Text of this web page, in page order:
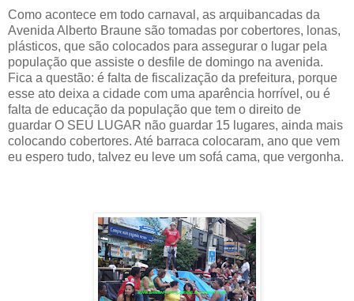
Como acontece em todo carnaval, as arquibancadas da
Avenida Alberto Braune são tomadas por cobertores, lonas,
plásticos, que são colocados para assegurar o lugar pela
população que assiste o desfile de domingo na avenida.
Fica a questão: é falta de fiscalização da prefeitura, porque
esse ato deixa a cidade com uma aparência horrível, ou é
falta de educação da população que tem o direito de
guardar O SEU LUGAR não guardar 15 lugares, ainda mais
colocando cobertores. Até barraca colocaram, ano que vem
eu espero tudo, talvez eu leve um sofá cama, que vergonha.